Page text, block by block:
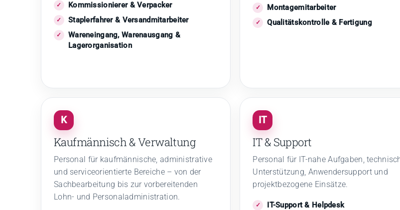
Kommissionierer & Verpacker
Staplerfahrer & Versandmitarbeiter
Wareneingang, Warenausgang &
Lagerorganisation
Montagemitarbeiter
Qualitätskontrolle & Fertigung
K
Kaufmännisch & Verwaltung
Personal für kaufmännische, administrative
und serviceorientierte Bereiche – von der
Sachbearbeitung bis zur vorbereitenden
Lohn- und Personaladministration.
IT
IT & Support
Personal für IT-nahe Aufgaben,
Unterstützung, Anwendersupport und
projektbezogene Einsätze.
IT-Support & Helpdesk